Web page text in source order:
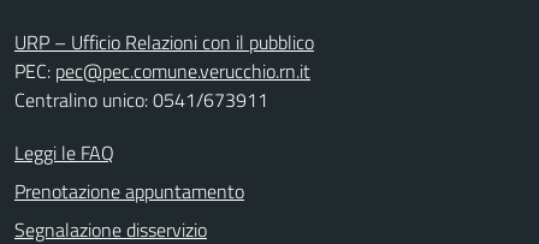
URP – Ufficio Relazioni con il pubblico
PEC: pec@pec.comune.verucchio.rn.it
Centralino unico: 0541/673911
Leggi le FAQ
Prenotazione appuntamento
Segnalazione disservizio